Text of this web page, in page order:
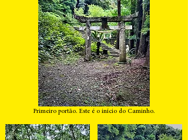
Primeiro portão. Este é o início do Caminho.